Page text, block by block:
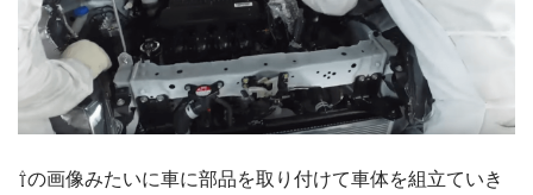
⇧の画像みたいに車に部品を取り付けて車体を組立ていき